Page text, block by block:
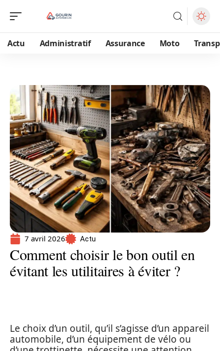
Actu Administratif Assurance Moto
7 avril 2026 Actu
Comment choisir le bon outil en
évitant les utilitaires à éviter ?
Le choix d’un outil, qu’il s’agisse d’un appareil
automobile, d’un équipement de vélo ou